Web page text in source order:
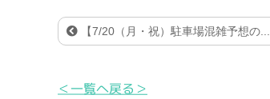
【7/20（月・祝）駐車場混雑予想の...
＜一覧へ戻る＞